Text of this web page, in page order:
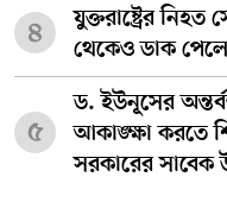
৪
যুক্তরাষ্ট্রের
থেকেও ডাক
৫
ড. ইউনূসের
আকাঙ্ক্ষা করতে
সরকারের সাবেক